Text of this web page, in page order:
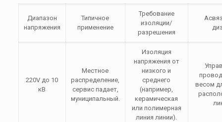
Диапазон
напряжения
Типичное
применение
Требование
изоляции/
разрешения
220V до 10
кВ
Местное
распределение,
сервис падает,
муниципальный.
Изоляция
напряжения от
низкого и
среднего
(например,
керамическая
или полимерная
линия линии).
весом